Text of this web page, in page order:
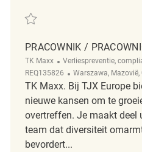
Redden Pracownik /
PRACOWNIK /
TK Maxx Categorie
Verliespreventie,
REQ135826
Plaats
Warszawa,
TK Maxx. Bij TJX Europe
nieuwe kansen om te
overtreffen. Je maakt deel
team dat diversiteit
bevordert...